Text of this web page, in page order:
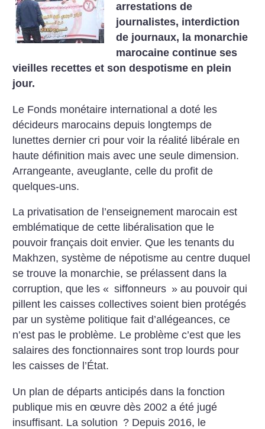
arrestations de
journalistes, interdiction
de journaux, la monarchie
marocaine continue ses
vieilles recettes et son despotisme en plein
jour.
Le Fonds monétaire international a doté les
décideurs marocains depuis longtemps de
lunettes dernier cri pour voir la réalité libérale en
haute définition mais avec une seule dimension.
Arrangeante, aveuglante, celle du profit de
quelques-uns.
La privatisation de l’enseignement marocain est
emblématique de cette libéralisation que le
pouvoir français doit envier. Que les tenants du
Makhzen, système de népotisme au centre duquel
se trouve la monarchie, se prélassent dans la
corruption, que les « siffonneurs » au pouvoir qui
pillent les caisses collectives soient bien protégés
par un système politique fait d’allégeances, ce
n’est pas le problème. Le problème c’est que les
salaires des fonctionnaires sont trop lourds pour
les caisses de l’État.
Un plan de départs anticipés dans la fonction
publique mis en œuvre dès 2002 a été jugé
insuffisant. La solution ? Depuis 2016, le